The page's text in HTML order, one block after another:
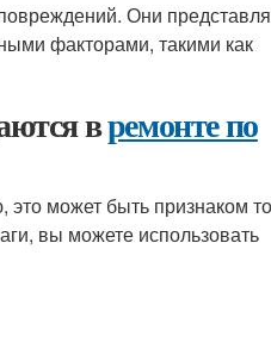
Они
факторами, такими как
времонте по
может быть признаком
вы можете использовать